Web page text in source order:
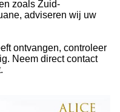
zoals Zuid-
adviseren wij uw
ontvangen, controleer
Neem direct contact